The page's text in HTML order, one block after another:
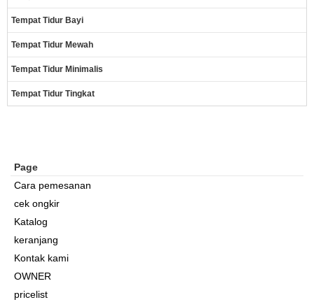
Tempat Tidur Bayi
Tempat Tidur Mewah
Tempat Tidur Minimalis
Tempat Tidur Tingkat
Page
Cara pemesanan
cek ongkir
Katalog
keranjang
Kontak kami
OWNER
pricelist